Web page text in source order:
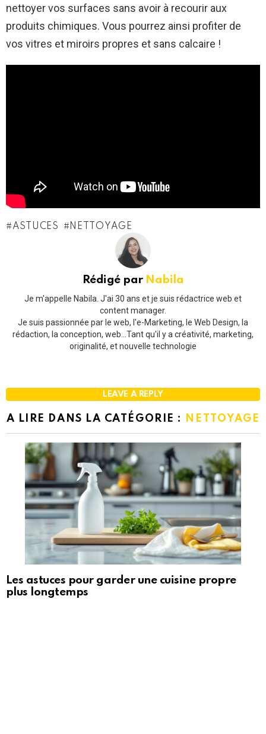
nettoyer vos surfaces sans avoir à recourir aux
produits chimiques. Vous pourrez ainsi profiter de
vos vitres et miroirs propres et sans calcaire !
ASTUCES NETTOYAGE
Rédigé par Nabila
Je m'appelle Nabila. J'ai 30 ans et je suis rédactrice web et
content manager.
Je suis passionnée par le web, l'e-Marketing, le Web Design, la
rédaction, la conception, web...Tant qu'il y a créativité, marketing,
originalité, et nouvelle technologie
LEAVE A REPLY
A LIRE DANS LA CATÉGORIE : NETTOYAGE
Les astuces pour garder une cuisine propre
plus longtemps